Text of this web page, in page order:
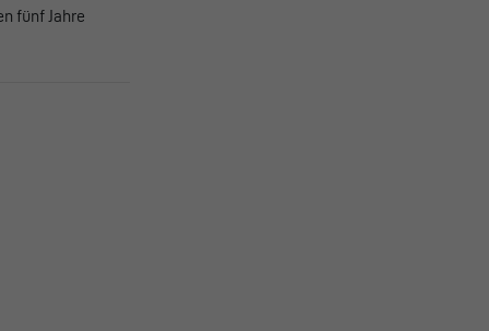
fünf Jahre